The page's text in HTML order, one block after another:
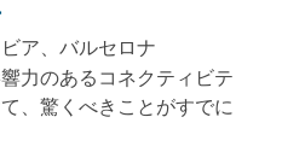
ア、バルセロナ
力のあるコネクティビテ
、驚くべきことがすでに